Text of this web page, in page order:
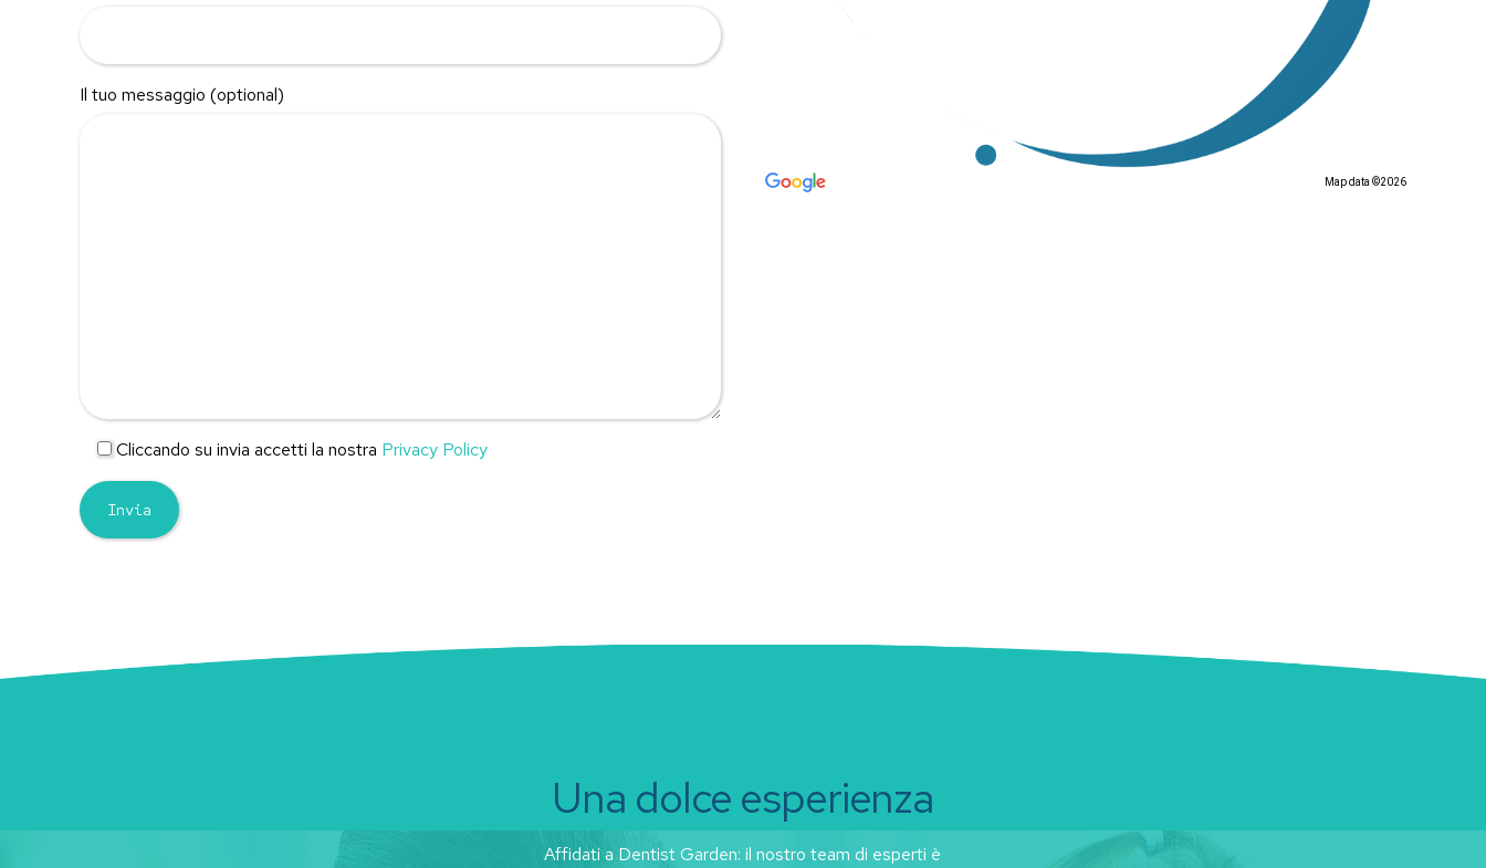
Il tuo messaggio (optional)
Cliccando su invia accetti la nostra Privacy Policy
Map data ©2026
Una dolce esperienza
Affidati a Dentist Garden: il nostro team di esperti è